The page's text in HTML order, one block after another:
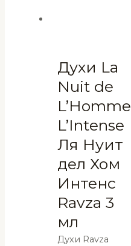
Духи La
Nuit de
L’Homme
L’Intense
Ля Нуит
дел Хом
Интенс
Ravza 3
мл
Духи Ravza